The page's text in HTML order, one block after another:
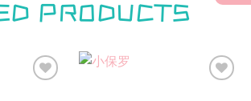
PRODUCTS